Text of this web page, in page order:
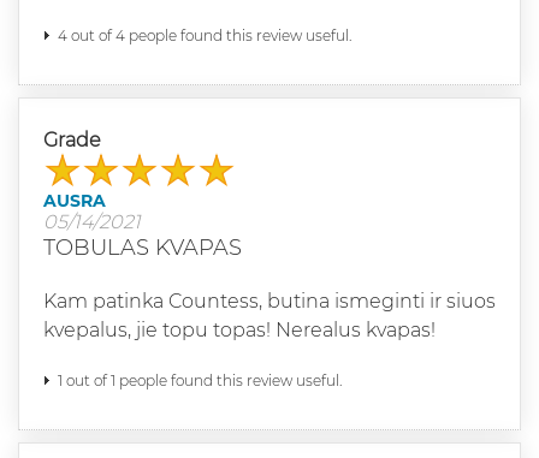
4 out of 4 people found this review useful.
Grade
AUSRA
05/14/2021
TOBULAS KVAPAS
Kam patinka Countess, butina ismeginti ir siuos
kvepalus, jie topu topas! Nerealus kvapas!
1 out of 1 people found this review useful.